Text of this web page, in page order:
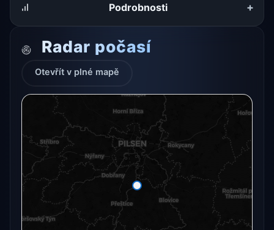
Podrobnosti +
Radar počasí
Otevřít v plné mapě
Radarový snímek momentálně není dostupný.
Otevřít v plné mapě
Zkusit znovu
Otevřít v plné mapě →